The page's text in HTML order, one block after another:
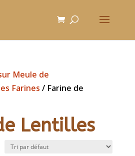
Meule de
Farines / Farine de
Lentilles